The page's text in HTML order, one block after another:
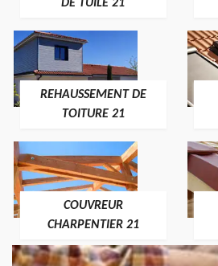
DE TUILE 21
REHAUSSEMENT DE
TOITURE 21
COUVREUR
CHARPENTIER 21